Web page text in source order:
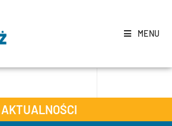
MENU
AKTUALNOŚCI